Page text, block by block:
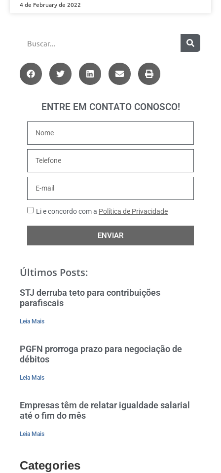
4 de February de 2022
ENTRE EM CONTATO CONOSCO!
Li e concordo com a Política de Privacidade
ENVIAR
Últimos Posts:
STJ derruba teto para contribuições
parafiscais
Leia Mais
PGFN prorroga prazo para negociação de
débitos
Leia Mais
Empresas têm de relatar igualdade salarial
até o fim do mês
Leia Mais
Categories